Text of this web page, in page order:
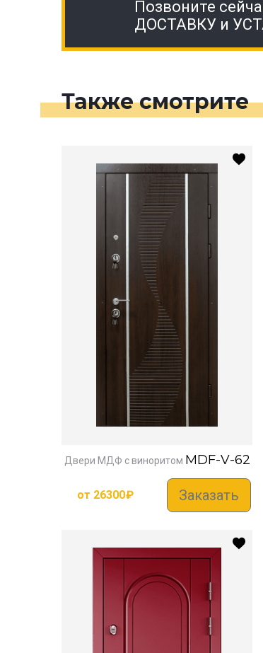
Позвоните
ДОСТАВКУ и
Также смотрите
Двери МДФ с виноритом MDF-V-62
от 26300₽ Заказать